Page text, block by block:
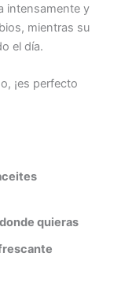
intensamente y
mientras su
el día.
¡es perfecto
quieras